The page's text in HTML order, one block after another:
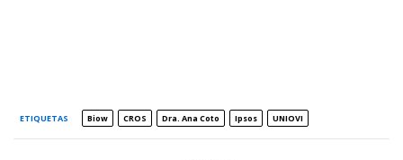
ETIQUETAS Biow CROS Dra. Ana Coto Ipsos UNIOVI